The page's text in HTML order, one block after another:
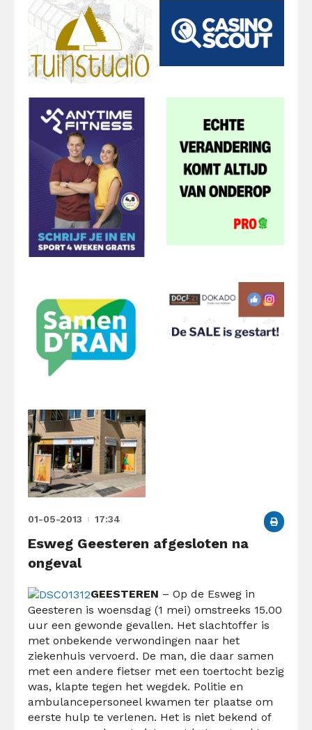
01-05-2013 17:34
Esweg Geesteren afgesloten na
ongeval
GEESTEREN – Op de Esweg in
Geesteren is woensdag (1 mei) omstreeks 15.00
uur een gewonde gevallen. Het slachtoffer is
met onbekende verwondingen naar het
ziekenhuis vervoerd. De man, die daar samen
met een andere fietser met een toertocht bezig
was, klapte tegen het wegdek. Politie en
ambulancepersoneel kwamen ter plaatse om
eerste hulp te verlenen. Het is niet bekend of